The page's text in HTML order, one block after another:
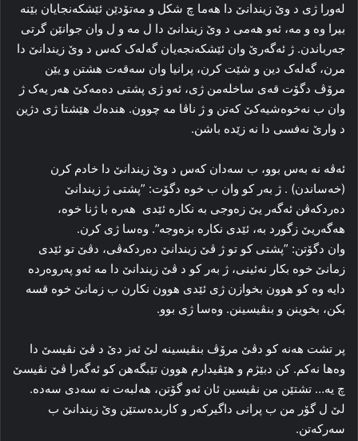
له‌ورا ژی د وێ زیندانێ دا هه‌ما چ شکل و مه‌تۆدێن ئێشکه‌نجایان بێنه‌
بیرا وه‌ و مه‌، ئه‌و هه‌می د وێ زیندانێ دا‌ ل مه‌ و ل وان جوانێن گرتی‌
جه‌رباندن. ژ ئەگەرێ وان ئێشکه‌نجه‌یان گه‌له‌ک که‌س د وێ زیندانێ دا‌
مرن، گه‌له‌ک دین و شێت کرن، پرانیا وان سه‌قه‌ت هشتن و یێن
مرۆڤ دگۆت قه‌ی ساخله‌من ژی، ئه‌و ژی پشتی ده‌مه‌کێ هه‌ر یه‌ک ژ
وان ب نه‌خوه‌شیه‌کێ که‌تن و ژ ناڤا مه‌ چوون. هندەك هێشتا ژی دژین
د وارێ نه‌فسی دا‌ نه‌ زێده‌ باشن.
ئه‌ڤە نه‌ به‌س بوو، ب سه‌دان که‌س د وێ زیندانێ دا خادم کرن
(خەساندن) . ژ به‌ر کو وان ب خوه‌ دگۆت: ”پشتی ژ زیندانێ
دەردكەڤن ئەگەر یێ زەوجی بە نكارە ئێدی ‌ هه‌ره‌ با ژنا خوه‌،
هه‌گه‌ریێ زگورد بە‌، ئێدی نکارە‌ بزه‌وجه‌”. وه‌سا ژی کرن.
وان دگۆتن: ”پشتی کو تو ژ ڤێ زیندانێ دەردكەڤی، دڤێ تو ئێدی
زمانێ خوه‌ بكار نەئینی‌، ژ به‌ر کو د ڤێ زیندانێ دا مە ئەو پەروەردە
دایە وە كو هوون بخوازن ژی ئێدی ھوون نکارن ب زمانێ خوه‌ قسه‌
بکن، بخوینن و بنڤیسینن. وه‌سا ژی بوو.
پر تشت هه‌نه‌ کو دڤێ مرۆڤ بنڤیسینه‌ لێ ئه‌ز دێ د ڤێ نڤیسێ دا‌
وه‌ها نەکم. کن دبێژم و هێڤیدارم هوون تێبگەھن کو ئەگەرا ڤێ نڤیسێ
چ یه‌… تشتێن من نڤیسین ئان ئه‌و گۆتن، هه‌لبه‌ت نه‌ سه‌دی سه‌ده‌.
لێ ل گۆر من ب پرانی داگیرکه‌ر و کاربده‌ستێن وێ زیندانێ ب
سه‌رکه‌تن.